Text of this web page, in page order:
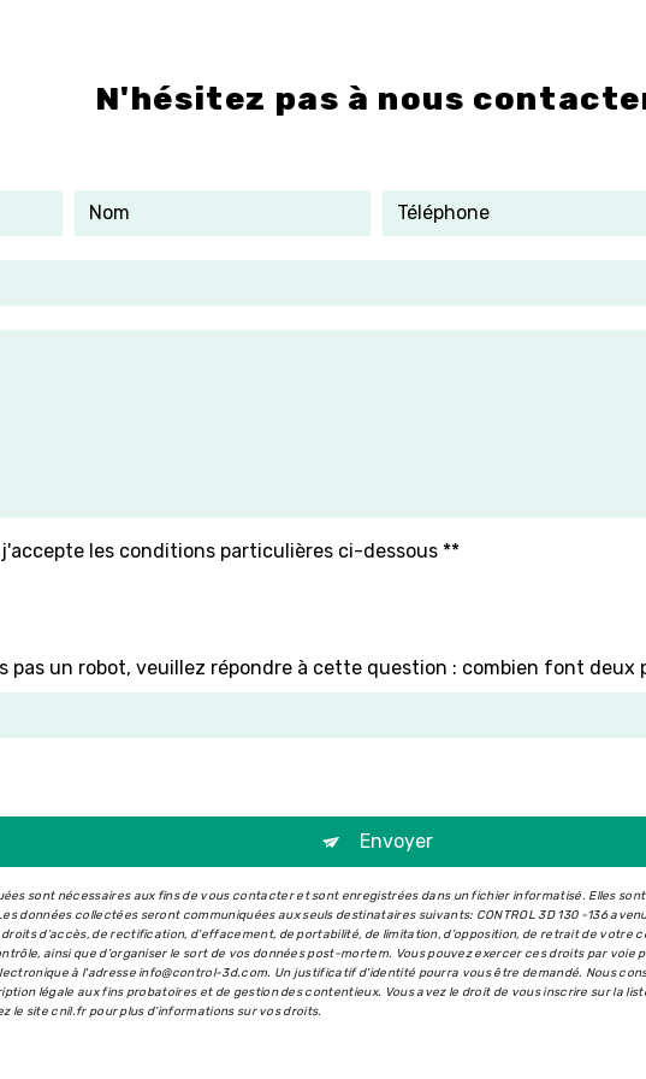
N'hésitez pas à nous
les conditions particulières ci-dessous **
pas un robot, veuillez répondre à cette question : combien font deux
Envoyer
sont nécessaires aux fins de vous contacter et sont enregistrées dans un fichier informatisé. Elles
données collectées seront communiquées aux seuls destinataires suivants: CONTROL 3D 130 -136
d’accès, de rectification, d’effacement, de portabilité, de limitation, d’opposition, de retrait de votre
ainsi que d’organiser le sort de vos données post-mortem. Vous pouvez exercer ces droits par voie
à l'adresse info@control-3d.com. Un justificatif d'identité pourra vous être demandé. Nous
légale aux fins probatoires et de gestion des contentieux. Vous avez le droit de vous inscrire sur la
le site cnil.fr pour plus d’informations sur vos droits.